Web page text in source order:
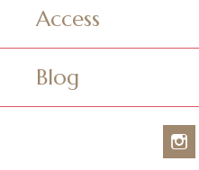
Access
Blog